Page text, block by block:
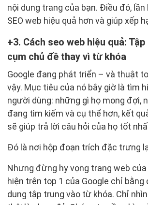
nội dung trang của bạn. Điều đó,
SEO web hiệu quả hơn và giúp xếp
3. Cách seo web hiệu quả:
cụm chủ đề thay vì từ khóa
Google đang phát triển – và thuật
vậy. Mục tiêu của nó bây giờ là tìm
người dùng: những gì họ mong đợi,
đang tìm kiếm và cụ thể hơn, kết
sẽ giúp trả lời câu hỏi của họ tốt
Đó là nơi hộp đoạn trích đặc trưng
Nhưng đừng hy vọng trang web
hiện trên top 1 của Google chỉ bằng
dung tập trung vào từ khóa. Chỉ